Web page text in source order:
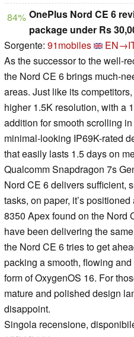
84% OnePlus Nord CE 6
package under Rs
Sorgente: 91mobiles
As the successor to the well-
the Nord CE 6 brings much-
areas. Just like its
higher 1.5K resolution, with a
addition for smooth scrolling
minimal-looking IP69K-rated
that easily lasts 1.5 days on
Qualcomm Snapdragon 7s
Nord CE 6 delivers sufficient,
tasks, on paper, it’s
8350 Apex found on the Nord
have been delivering the
the Nord CE 6 tries to get
packing a smooth, flowing
form of OxygenOS 16. For
mature and polished design
disappoint.
Singola recensione,